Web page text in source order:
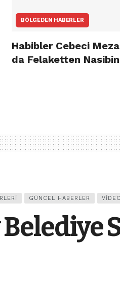
BÖLGEDEN HABERLER
Habibler Cebeci
da Felaketten
GÜNCEL HABERLER